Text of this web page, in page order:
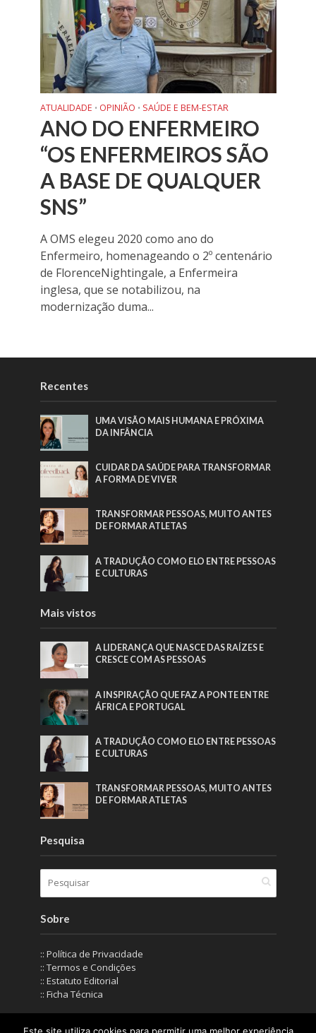
ATUALIDADE • OPINIÃO • SAÚDE E BEM-ESTAR
ANO DO ENFERMEIRO
“OS ENFERMEIROS SÃO
A BASE DE QUALQUER
SNS”
A OMS elegeu 2020 como ano do
Enfermeiro, homenageando o 2º centenário
de FlorenceNightingale, a Enfermeira
inglesa, que se notabilizou, na
modernização duma...
Recentes
UMA VISÃO MAIS HUMANA E PRÓXIMA
DA INFÂNCIA
CUIDAR DA SAÚDE PARA TRANSFORMAR
A FORMA DE VIVER
TRANSFORMAR PESSOAS, MUITO ANTES
DE FORMAR ATLETAS
A TRADUÇÃO COMO ELO ENTRE PESSOAS
E CULTURAS
Mais vistos
A LIDERANÇA QUE NASCE DAS RAÍZES E
CRESCE COM AS PESSOAS
A INSPIRAÇÃO QUE FAZ A PONTE ENTRE
ÁFRICA E PORTUGAL
A TRADUÇÃO COMO ELO ENTRE PESSOAS
E CULTURAS
TRANSFORMAR PESSOAS, MUITO ANTES
DE FORMAR ATLETAS
Pesquisa
Sobre
:: Política de Privacidade
:: Termos e Condições
:: Estatuto Editorial
:: Ficha Técnica